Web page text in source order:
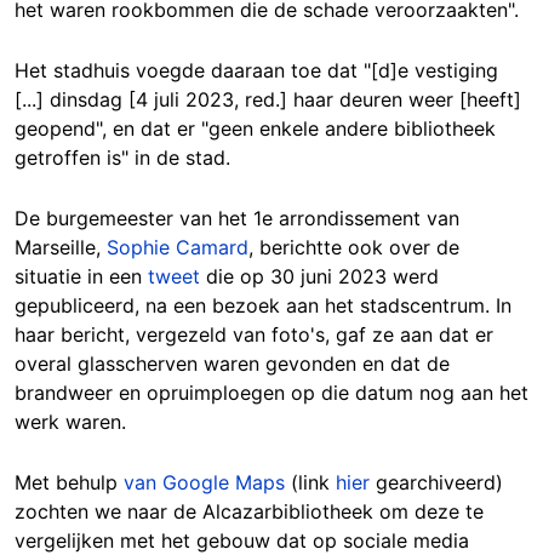
het waren rookbommen die de schade veroorzaakten".
Het stadhuis voegde daaraan toe dat "[d]e vestiging
[...] dinsdag [4 juli 2023, red.] haar deuren weer [heeft]
geopend", en dat er "geen enkele andere bibliotheek
getroffen is" in de stad.
De burgemeester van het 1e arrondissement van
Marseille, Sophie Camard, berichtte ook over de
situatie in een tweet die op 30 juni 2023 werd
gepubliceerd, na een bezoek aan het stadscentrum. In
haar bericht, vergezeld van foto's, gaf ze aan dat er
overal glasscherven waren gevonden en dat de
brandweer en opruimploegen op die datum nog aan het
werk waren.
Met behulp van Google Maps (link hier gearchiveerd)
zochten we naar de Alcazarbibliotheek om deze te
vergelijken met het gebouw dat op sociale media